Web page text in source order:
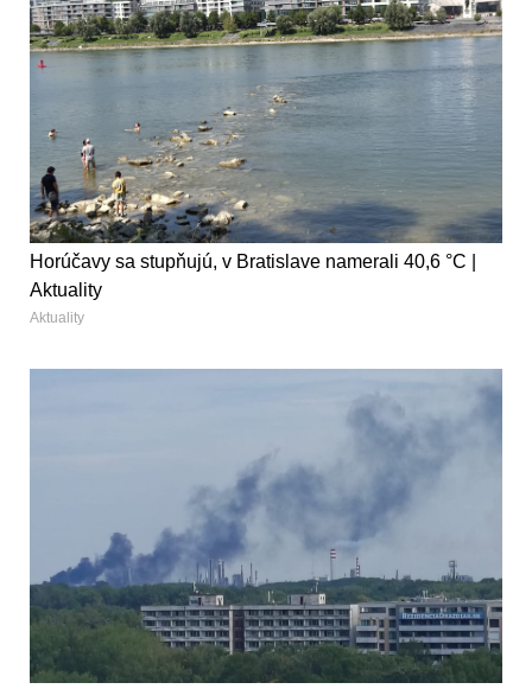
Horúčavy sa stupňujú, v Bratislave namerali 40,6 °C |
Aktuality
Aktuality